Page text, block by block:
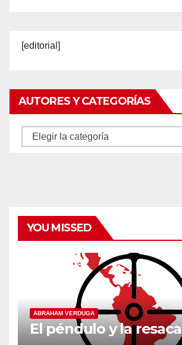
[editorial]
AUTORES Y CATEGORÍAS
Autores
YOU MISSED
ABRAHAM VERDUGA
El péndulo y la resaca